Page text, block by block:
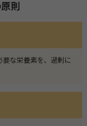
則
要な栄養素を、過剰に